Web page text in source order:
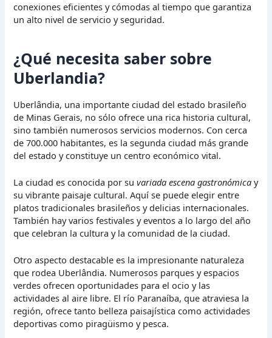
conexiones eficientes y cómodas al tiempo que garantiza
un alto nivel de servicio y seguridad.
¿Qué necesita saber sobre
Uberlandia?
Uberlândia, una importante ciudad del estado brasileño
de Minas Gerais, no sólo ofrece una rica historia cultural,
sino también numerosos servicios modernos. Con cerca
de 700.000 habitantes, es la segunda ciudad más grande
del estado y constituye un centro económico vital.
La ciudad es conocida por suvariada escena gastronómica y
su vibrante paisaje cultural. Aquí se puede elegir entre
platos tradicionales brasileños y delicias internacionales.
También hay varios festivales y eventos a lo largo del año
que celebran la cultura y la comunidad de la ciudad.
Otro aspecto destacable es la impresionante naturaleza
que rodea Uberlândia. Numerosos parques y espacios
verdes ofrecen oportunidades para el ocio y las
actividades al aire libre. El río Paranaíba, que atraviesa la
región, ofrece tanto belleza paisajística como actividades
deportivas como piragüismo y pesca.